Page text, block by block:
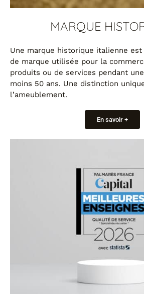
MARQUE
Une marque historique italienne
de marque utilisée pour la
produits ou de services pendant
moins 50 ans. Une distinction
l’ameublement.
En savoir +